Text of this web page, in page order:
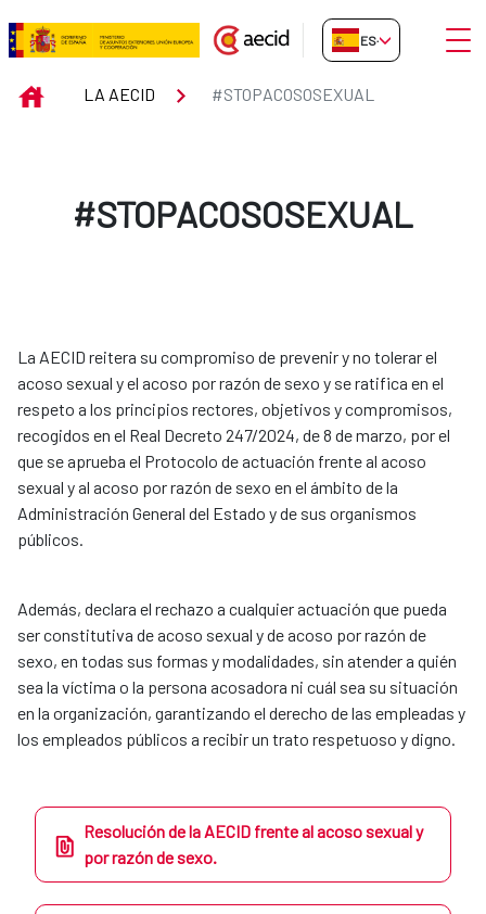
Saltar al contenido principal
#STOPACOSOSEXUAL
ES-ES Abrir
INICIOLA AECID #STOPACOSOSEXUAL
#STOPACOSOSEXUAL
La AECID reitera su compromiso de prevenir y no tolerar el
acoso sexual y el acoso por razón de sexo y se ratifica en el
respeto a los principios rectores, objetivos y compromisos,
recogidos en el Real Decreto 247/2024, de 8 de marzo, por el
que se aprueba el Protocolo de actuación frente al acoso
sexual y al acoso por razón de sexo en el ámbito de la
Administración General del Estado y de sus organismos
públicos.
Además, declara el rechazo a cualquier actuación que pueda
ser constitutiva de acoso sexual y de acoso por razón de
sexo, en todas sus formas y modalidades, sin atender a quién
sea la víctima o la persona acosadora ni cuál sea su situación
en la organización, garantizando el derecho de las empleadas y
los empleados públicos a recibir un trato respetuoso y digno.
Resolución de la AECID frente al acoso sexual y
por razón de sexo.